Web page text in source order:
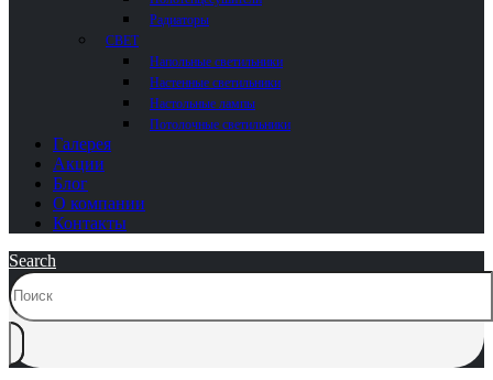
Радиаторы
СВЕТ
Напольные светильники
Настенные светильники
Настольные лампы
Потолочные светильники
Галерея
Акции
Блог
О компании
Контакты
Search